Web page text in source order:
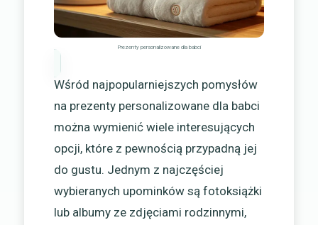
Prezenty personalizowane dla babci
Wśród najpopularniejszych pomysłów
na prezenty personalizowane dla babci
można wymienić wiele interesujących
opcji, które z pewnością przypadną jej
do gustu. Jednym z najczęściej
wybieranych upominków są fotoksiążki
lub albumy ze zdjęciami rodzinnymi,